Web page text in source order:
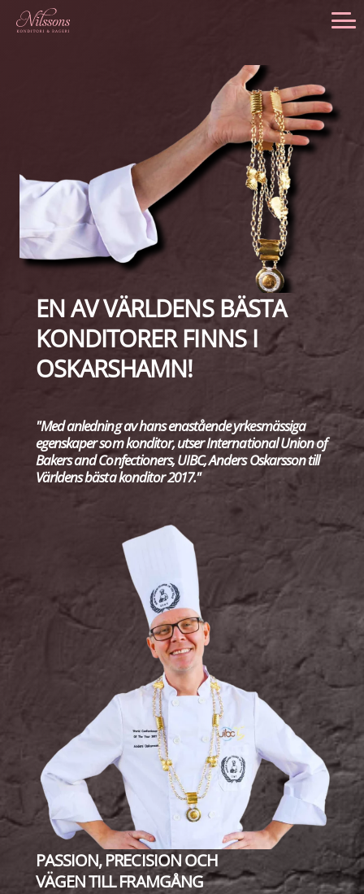
Skip
to
Skip
to
Skip
to
Skip
to
EN AV VÄRLDENS BÄSTA
KONDITORER FINNS I
OSKARSHAMN!
"Med anledning av hans enastående yrkesmässiga
egenskaper somkonditor, utser International Union of
Bakers and Confectioners,UIBC, Anders Oskarsson till
Världens bästa konditor 2017."
PASSION, PRECISION OCH
VÄGEN TILL FRAMGÅNG